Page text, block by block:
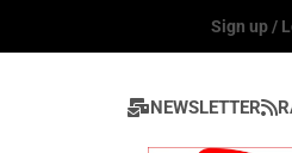
Sign up /
NEWSLETTER